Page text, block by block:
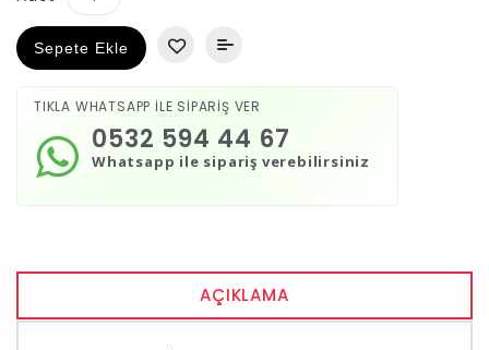
Sepete Ekle
TIKLA WHATSAPP İLE SİPARİŞ VER
Whatsapp ile sipariş verebilirsiniz
0532 594 44 67
AÇIKLAMA